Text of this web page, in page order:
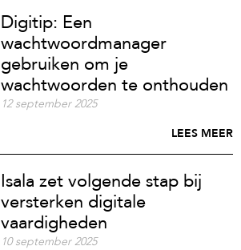
Digitip: Een
wachtwoordmanager
gebruiken om je
wachtwoorden te onthouden
12 september 2025
LEES MEER
Isala zet volgende stap bij
versterken digitale
vaardigheden
10 september 2025